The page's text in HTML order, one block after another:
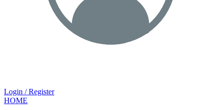
Login / Register
HOME